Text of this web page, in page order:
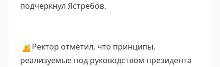
подчеркнул Ястребов.
🔸 Ректор отметил, что принципы,
реализуемые под руководством президента